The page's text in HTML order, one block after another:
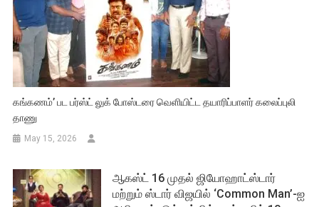
கங்கணம்’ பட பர்ஸ்ட் லுக் போஸ்டரை வெளியிட்ட தயாரிப்பாளர் கலைப்புலி
தாணு
May 15, 2026
ஆகஸ்ட் 16 முதல் ஜியோஹாட்ஸ்டார்
மற்றும் ஸ்டார் விஜயில் ‘Common Man’-ஐ